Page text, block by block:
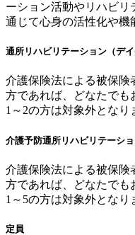
ーション活動やリハビリ
通じて心身の活性化や機
通所リハビリテーション（デイ
介護保険法による被保険
方であれば、どなたでも
1～2の方は対象外となり
介護予防通所リハビリテーシ
介護保険法による被保険
方であれば、どなたでも
1～5の方は対象外となり
定員